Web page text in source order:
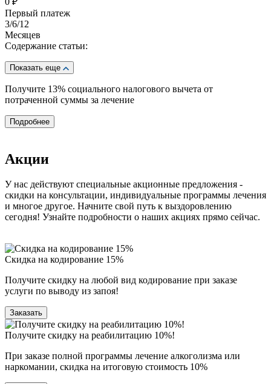
Первый платеж
3/6/12
Месяцев
Содержание статьи:
Показать еще
Получите 13% социального налогового вычета от
потраченной суммы за лечение
Подробнее
Акции
У нас действуют специальные акционные предложения -
скидки на консультации, индивидуальные программы лечения
и многое другое. Начните свой путь к выздоровлению
сегодня! Узнайте подробности о наших акциях прямо сейчас.
Скидка на кодирование 15%
Получите скидку на любой вид кодирование при заказе
услуги по выводу из запоя!
Заказать
Получите скидку на реабилитацию 10%!
При заказе полной программы лечение алкоголизма или
наркомании, скидка на итоговую стоимость 10%